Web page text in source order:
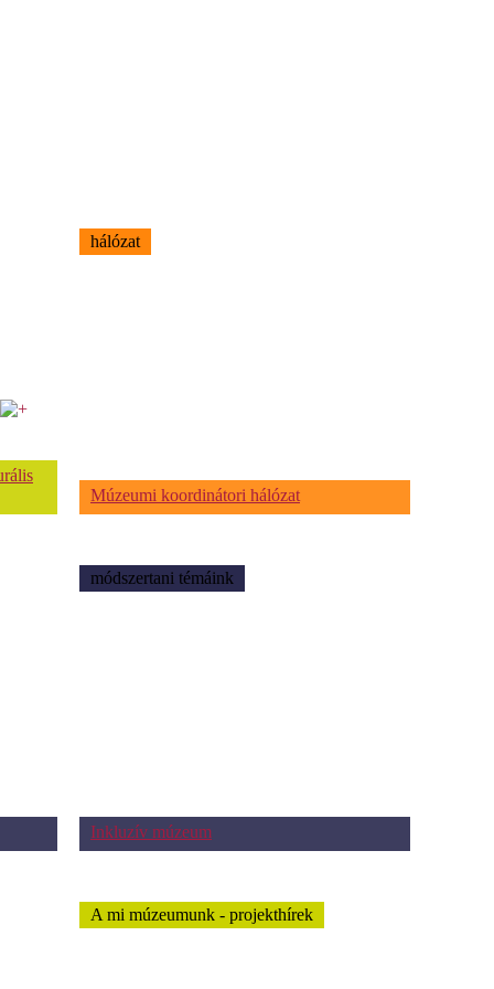
hálózat
Múzeumi koordinátori hálózat
módszertani témáink
Inkluzív múzeum
A mi múzeumunk - projekthírek